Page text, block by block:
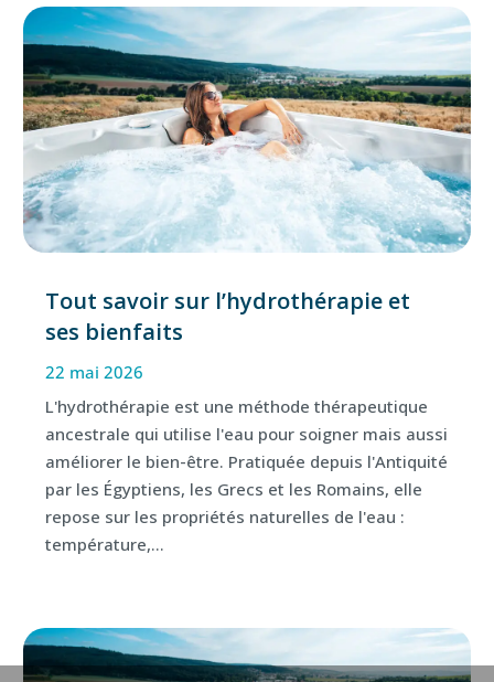
Tout savoir sur l’hydrothérapie et
ses bienfaits
22 mai 2026
L'hydrothérapie est une méthode thérapeutique
ancestrale qui utilise l'eau pour soigner mais aussi
améliorer le bien-être. Pratiquée depuis l'Antiquité
par les Égyptiens, les Grecs et les Romains, elle
repose sur les propriétés naturelles de l'eau :
température,...